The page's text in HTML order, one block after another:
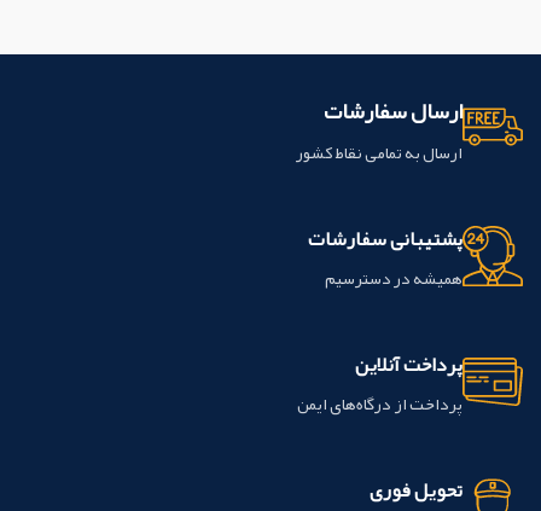
ارسال سفارشات
ارسال به تمامی نقاط کشور
پشتیبانی سفارشات
همیشه در دسترسیم
پرداخت آنلاین
پرداخت از درگاه‌های ایمن
تحویل فوری